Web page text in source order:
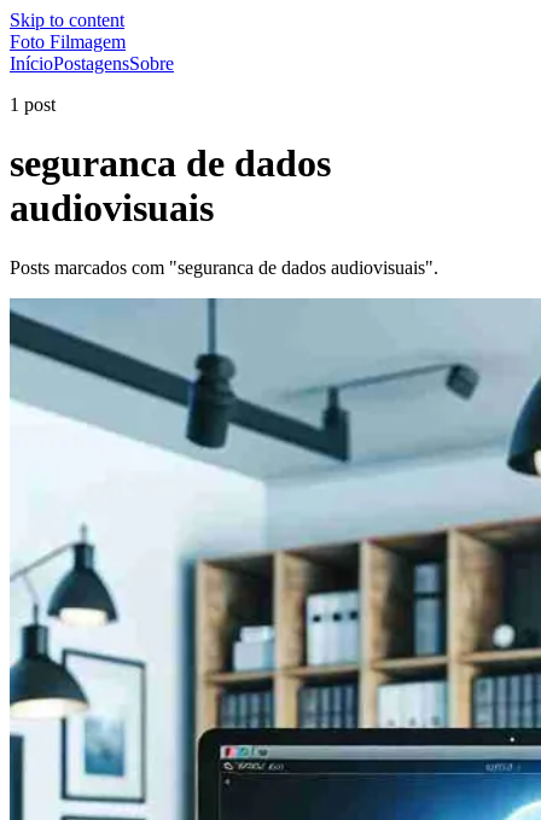
Skip to content
Foto Filmagem
InícioPostagensSobre
1 post
seguranca de dados
audiovisuais
Posts marcados com "seguranca de dados audiovisuais".